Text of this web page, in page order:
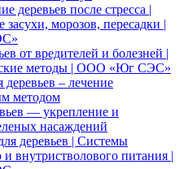
деревьев после стресса |
морозов, пересадки |
от вредителей и болезней |
методы | ООО «Юг СЭС»
– лечение
методом
— укрепление и
насаждений
деревьев | Системы
и внутристволового питания |